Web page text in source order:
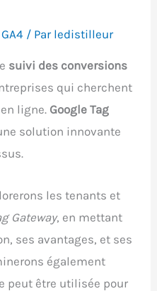
GA4 / Par ledistilleur
suivi des conversions
qui cherchent
ligne. Google Tag
solution innovante
les tenants et
Gateway, en mettant
ses avantages, et ses
également
peut être utilisée pour